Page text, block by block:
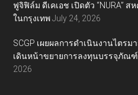
ฟูจิฟิล์ม ดีเคเอช เปิดตัว “NURA”
ในกรุงเทพ July 24, 2026
SCGP เผยผลการดำเนินงานไตร
เดินหน้าขยายการลงทุนบรรจุภัณ
2026